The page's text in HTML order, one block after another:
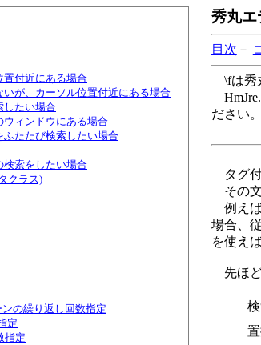
置付近にある場合
いが、カーソル位置付近にある場合
したい場合
ィンドウにある場合
ふたたび検索したい場合
検索をしたい場合
クラス)
の繰り返し回数指定
定
指定
秀丸エ
目次 －
\fは秀
ださい。
タグ付
その文
例えば
場合、
を使え
先ほど